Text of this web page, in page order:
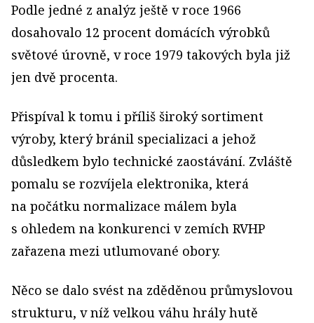
Podle jedné z analýz ještě v roce 1966
dosahovalo 12 procent domácích výrobků
světové úrovně, v roce 1979 takových byla již
jen dvě procenta.
Přispíval k tomu i příliš široký sortiment
výroby, který bránil specializaci a jehož
důsledkem bylo technické zaostávání. Zvláště
pomalu se rozvíjela elektronika, která
na počátku normalizace málem byla
s ohledem na konkurenci v zemích RVHP
zařazena mezi utlumované obory.
Něco se dalo svést na zděděnou průmyslovou
strukturu, v níž velkou váhu hrály hutě